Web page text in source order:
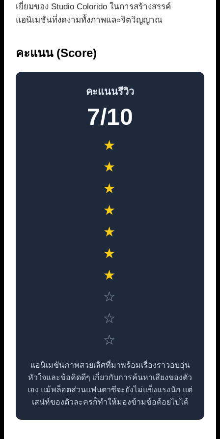
เยี่ยมของ Studio Colorido ในการสร้างสรรค์
แอนิเมชันที่งดงามทั้งภาพและจิตวิญญาณ
คะแนน (Score)
คะแนนรีวิว
7/10
★
★
★
★
★
★
★
☆
☆
☆
แอนิเมชันภาพสวยเลิศที่มาพร้อมเรื่องราวอบอุ่น
หัวใจและข้อคิดดีๆ เกี่ยวกับการค้นหาเสียงของตัว
เอง แม้พล็อตส่วนแฟนตาซีจะยังไม่แข็งแรงนัก แต่
เสน่ห์ของตัวละครก็ทำให้มองข้ามข้อด้อยไปได้